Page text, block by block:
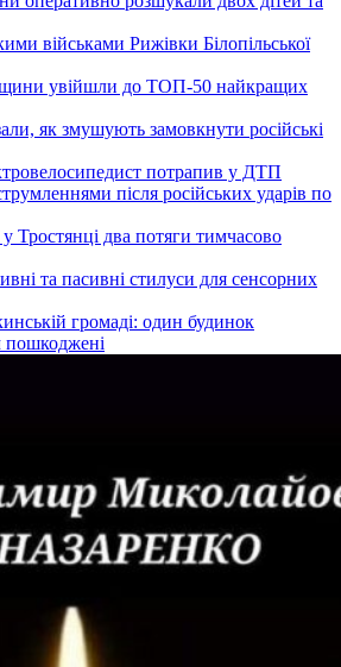
військами Рижівки Білопільської
увійшли до ТОП-50 найкращих
як змушують замовкнути російські
потрапив у ДТП
після російських ударів по
у Тростянці два потяги тимчасово
та пасивні стилуси для сенсорних
громаді: один будинок
пошкоджені